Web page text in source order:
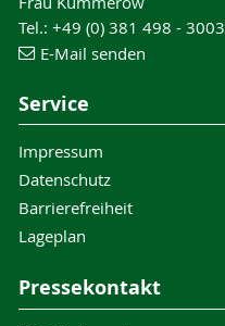
Tel.: +49 (0) 381 498 - 3003
E-Mail senden
Service
Impressum
Datenschutz
Barrierefreiheit
Lageplan
Pressekontakt